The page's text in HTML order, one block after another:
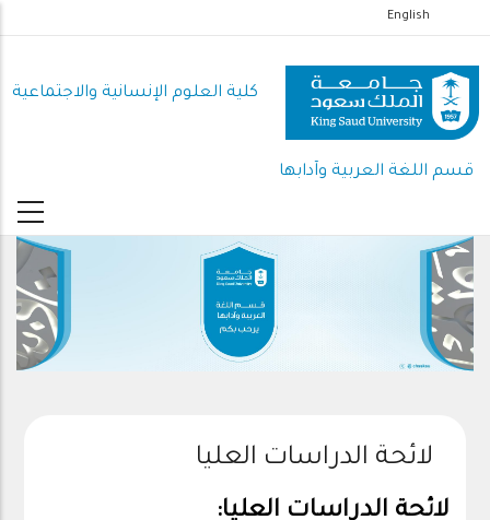
إلى
المحتوى
الرئيسي
English
كلية العلوم اﻹنسانية واﻻجتماعية
قسم اللغة العربية وآدابها
لائحة الدراسات العليا
لائحة الدراسات العليا: